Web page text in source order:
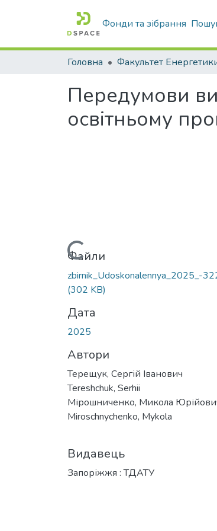
Фонди та зібрання
Головна
Передумови
освітньому
Вантажиться...
Файли
zbirnik_Udoskonalennya_2025_-
(302 KB)
Дата
2025
Автори
Терещук, Сергій Іванович
Tereshchuk, Serhii
Мірошниченко, Микола
Miroschnychenko, Mykola
Видавець
Запоріжжя : ТДАТУ